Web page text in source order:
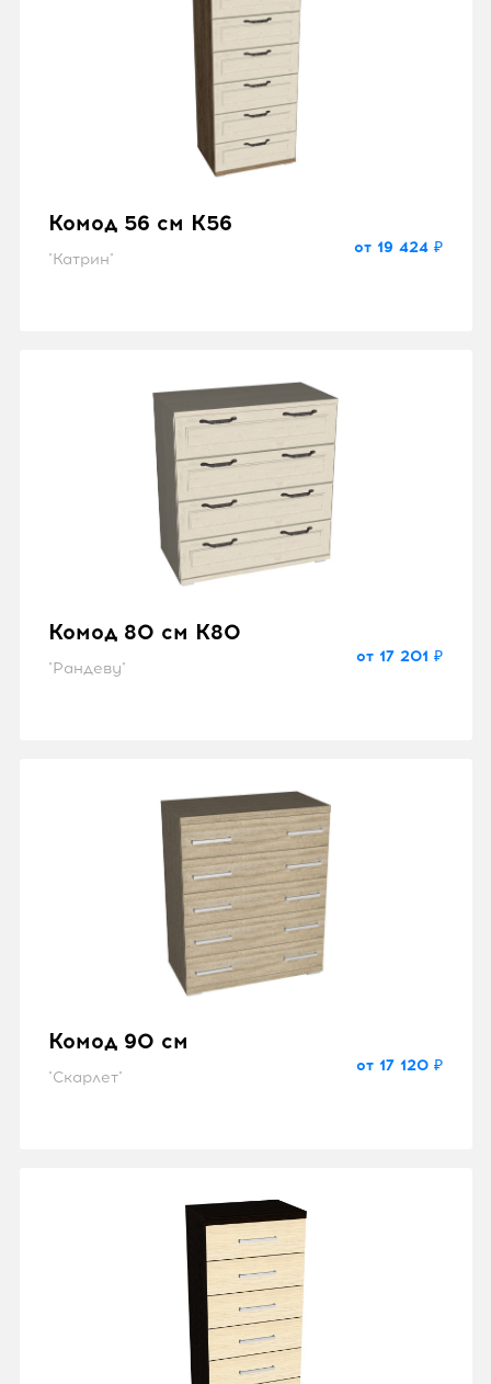
Комод 56 см K56
"Катрин"
от 19 424 ₽
Комод 80 см K80
"Рандеву"
от 17 201 ₽
Комод 90 см
"Скарлет"
от 17 120 ₽